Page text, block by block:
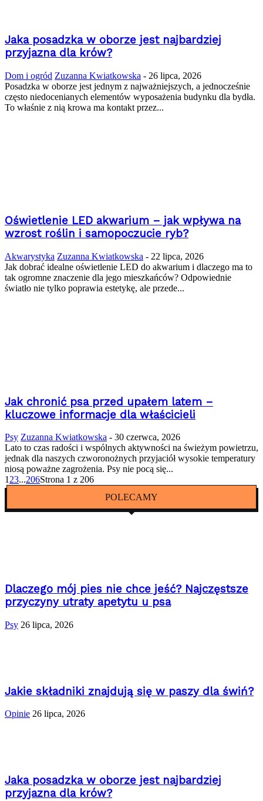
Jaka posadzka w oborze jest najbardziej
przyjazna dla krów?
Dom i ogród Zuzanna Kwiatkowska - 26 lipca, 2026
Posadzka w oborze jest jednym z najważniejszych, a jednocześnie
często niedocenianych elementów wyposażenia budynku dla bydła.
To właśnie z nią krowa ma kontakt przez...
Oświetlenie LED akwarium – jak wpływa na
wzrost roślin i samopoczucie ryb?
Akwarystyka Zuzanna Kwiatkowska - 22 lipca, 2026
Jak dobrać idealne oświetlenie LED do akwarium i dlaczego ma to
tak ogromne znaczenie dla jego mieszkańców? Odpowiednie
światło nie tylko poprawia estetykę, ale przede...
Jak chronić psa przed upałem latem –
kluczowe informacje dla właścicieli
Psy Zuzanna Kwiatkowska - 30 czerwca, 2026
Lato to czas radości i wspólnych aktywności na świeżym powietrzu,
jednak dla naszych czworonożnych przyjaciół wysokie temperatury
niosą poważne zagrożenia. Psy nie pocą się...
123...206Strona 1 z 206
POLECAMY
Dlaczego mój pies nie chce jeść? Najczęstsze
przyczyny utraty apetytu u psa
Psy 26 lipca, 2026
Jakie składniki znajdują się w paszy dla świń?
Opinie 26 lipca, 2026
Jaka posadzka w oborze jest najbardziej
przyjazna dla krów?